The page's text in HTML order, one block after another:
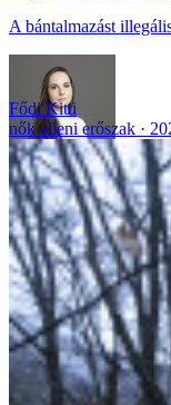
A bántalmazást
Fődi Kitti
nők elleni erőszak